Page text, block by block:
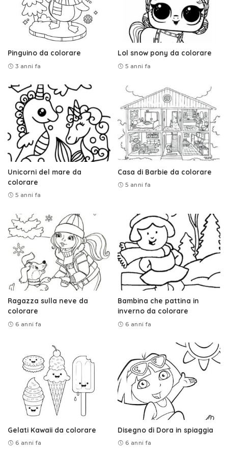
Pinguino da colorare
3 anni fa
Lol snow pony da colorare
5 anni fa
Unicorni del mare da
colorare
5 anni fa
Casa di Barbie da colorare
5 anni fa
Ragazza sulla neve da
colorare
6 anni fa
Bambina che pattina in
inverno da colorare
6 anni fa
Gelati Kawaii da colorare
6 anni fa
Disegno di Dora in spiaggia
6 anni fa